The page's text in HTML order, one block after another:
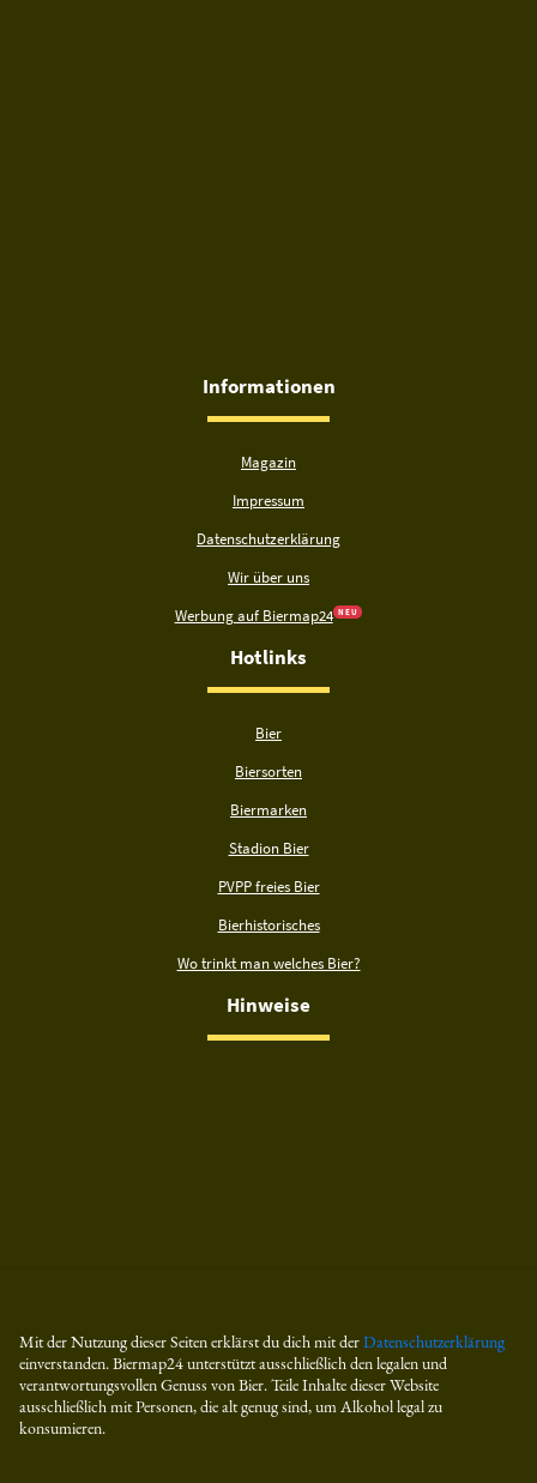
Informationen
Magazin
Impressum
Datenschutzerklärung
Wir über uns
Werbung auf Biermap24 N E U
Hotlinks
Bier
Biersorten
Biermarken
Stadion Bier
PVPP freies Bier
Bierhistorisches
Wo trinkt man welches Bier?
Hinweise
Mit der Nutzung dieser Seiten erklärst du dich mit derDatenschutzerklärung
einverstanden. Biermap24 unterstützt ausschließlich den legalen und
verantwortungsvollen Genuss von Bier. Teile Inhalte dieser Website
ausschließlich mit Personen, die alt genug sind, um Alkohol legal zu
konsumieren.